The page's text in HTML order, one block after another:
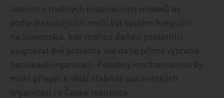
Jedním z možných inspiračních modelů by
podle diskutujících mohl být systém fungující
na Slovensku, kde mohou daňoví poplatníci
asignovat dvě procenta své daně přímo vybrané
neziskové organizaci. Podobný mechanismus by
mohl přispět k větší stabilitě pacientských
organizací i v České republice.